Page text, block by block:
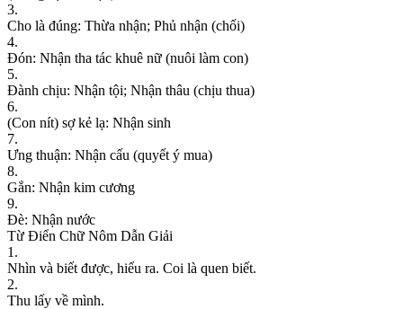
3.
Cho là đúng: Thừa nhận; Phủ nhận (chối)
4.
Đón: Nhận tha tác khuê nữ (nuôi làm con)
5.
Đành chịu: Nhận tội; Nhận thâu (chịu thua)
6.
(Con nít) sợ kẻ lạ: Nhận sinh
7.
Ưng thuận: Nhận cấu (quyết ý mua)
8.
Gắn: Nhận kim cương
9.
Đè: Nhận nước
Từ Điển Chữ Nôm Dẫn Giải
1 .
Nhìn và biết được, hiểu ra. Coi là quen biết.
2.
Thu lấy về mình.